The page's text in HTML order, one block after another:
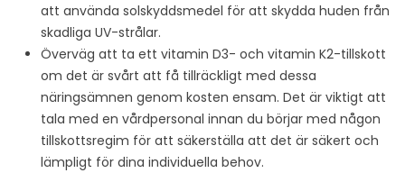
att använda solskyddsmedel för att skydda huden från
skadliga UV-strålar.
Överväg att ta ett vitamin D3- och vitamin K2-tillskott
om det är svårt att få tillräckligt med dessa
näringsämnen genom kosten ensam. Det är viktigt att
tala med en vårdpersonal innan du börjar med någon
tillskottsregim för att säkerställa att det är säkert och
lämpligt för dina individuella behov.